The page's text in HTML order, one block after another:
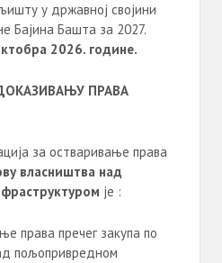
у државној својини
Бајина Башта за 2027.
2026. године.
ПРАВА
за остваривање права
власништва над
je :
права пречег закупа по
пољопривредном